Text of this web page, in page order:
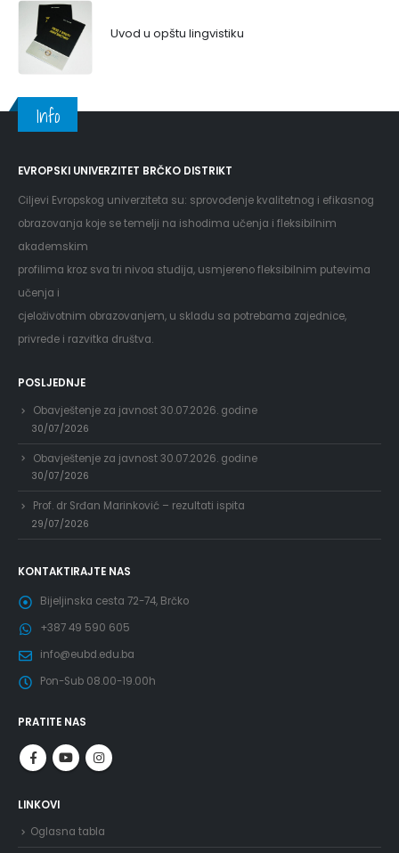
Uvod u opštu lingvistiku
Info
EVROPSKI UNIVERZITET BRČKO DISTRIKT
Ciljevi Evropskog univerziteta su: sprovođenje kvalitetnog i efikasnog
obrazovanja koje se temelji na ishodima učenja i fleksibilnim
akademskim
profilima kroz sva tri nivoa studija, usmjereno fleksibilnim putevima
učenja i
cjeloživotnim obrazovanjem, u skladu sa potrebama zajednice,
privrede i razvitka društva.
POSLJEDNJE
Obavještenje za javnost 30.07.2026. godine
30/07/2026
Obavještenje za javnost 30.07.2026. godine
30/07/2026
Prof. dr Srđan Marinković – rezultati ispita
29/07/2026
KONTAKTIRAJTE NAS
Bijeljinska cesta 72-74, Brčko
+387 49 590 605
info@eubd.edu.ba
Pon-Sub 08.00-19.00h
PRATITE NAS
LINKOVI
Oglasna tabla